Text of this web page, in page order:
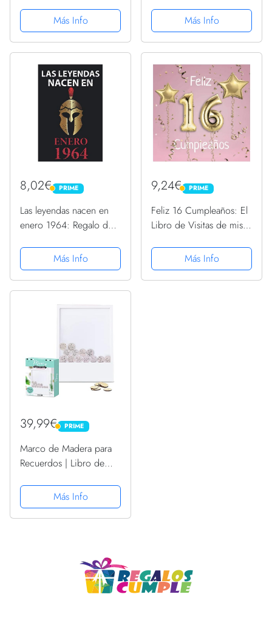
Visitas para el 61
cumpleaños –
Decoración y regalos
mujer - 61 ... para...
Más Info
pósteres, impresiones,
fotos, imágenes y obras
de arte
Más Info
8,02€ PRIME
PRIME
Las leyendas nacen en
enero 1964: Regalo de
para hombre y mujer de
57 años I Cita positiva ,
humor I Cuaderno ,
Más Info
9,24€ PRIME
PRIME
Feliz 16 Cumpleaños: El
Libro de Visitas de mis
Cumpleaños - 21x21cm -
100 Páginas para
Felicitaciones, Saludos,
Más Info
39,99€ PRIME
PRIME
Marco de Madera para
Recuerdos | Libro de
Cumpleaños | Evento |
Viaje | Regalo |
Decoración | 60 Anillos
Más Info